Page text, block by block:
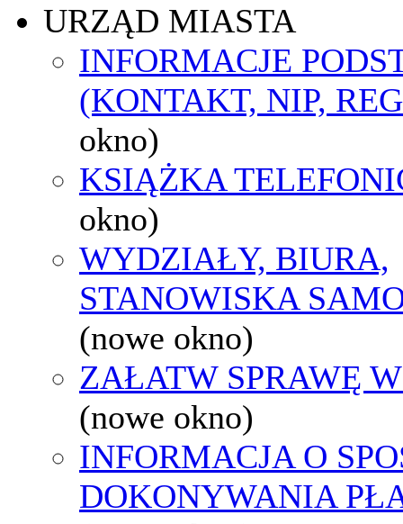
URZĄD MIASTA
INFORMACJE
(KONTAKT, NIP,
okno)
KSIĄŻKA
okno)
WYDZIAŁY, BIURA,
STANOWISKA
(nowe okno)
ZAŁATW SPRAWĘ
(nowe okno)
INFORMACJA O
DOKONYWANIA